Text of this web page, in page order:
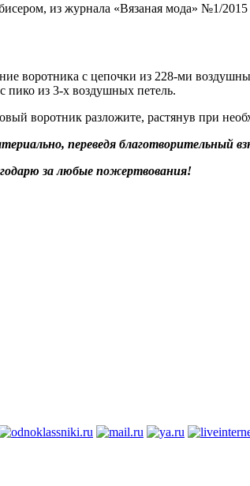
из журнала «Вязаная мода» №1/
воротника с цепочки из 228-ми
пико из 3-х воздушных петель.
воротник разложите, растянув при
переведя благотворительный
за любые пожертвования!